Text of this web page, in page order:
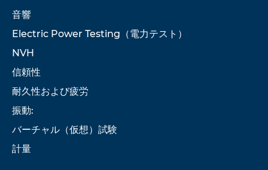
音響
Electric Power Testing（電力テスト）
NVH
信頼性
耐久性および疲労
振動:
バーチャル（仮想）試験
計量